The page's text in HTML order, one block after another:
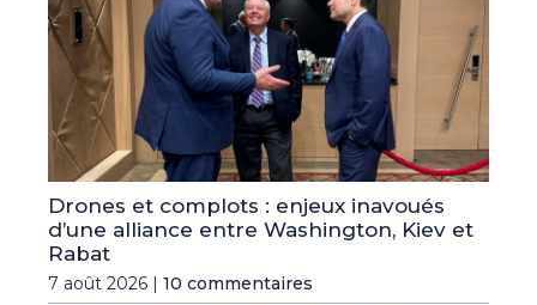
Drones et complots : enjeux inavoués
d’une alliance entre Washington, Kiev et
Rabat
7 août 2026 | 10 commentaires